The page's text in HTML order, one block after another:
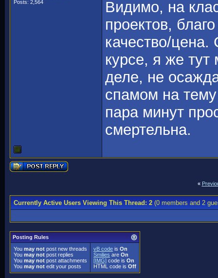
Posts: 2,564
Видимо, на
проектов,
качество/
курсе, я же
деле, не
спамом на
пара минут
смертельна.
«
Currently Active Users Viewing This Thread: 2(0 members and 2
Posting Rules
You may not post new threads
You may not post replies
You may not post attachments
You may not edit your posts
vB code is On
Smilies are On
[IMG] code is On
HTML code is Off